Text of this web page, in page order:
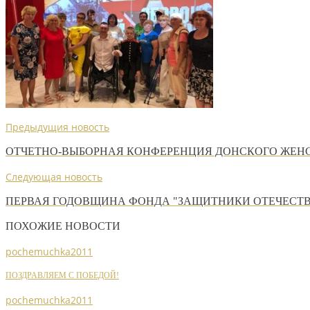
Предыдущия новость
ОТЧЕТНО-ВЫБОРНАЯ КОНФЕРЕНЦИЯ ДОНСКОГО
Следующая новость
ПЕРВАЯ ГОДОВЩИНА ФОНДА "ЗАЩИТНИКИ
ПОХОЖИЕ НОВОСТИ
pochemuchka2011
ПОЗДРАВЛЯЕМ С ПОБЕДОЙ!
pochemuchka2011